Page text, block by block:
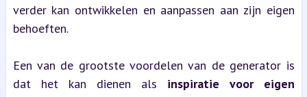
verder kan ontwikkelen en aanpassen aan zijn eigen
behoeften.
Een van de grootste voordelen van de generator is
dat het kan dienen als inspiratie voor eigen